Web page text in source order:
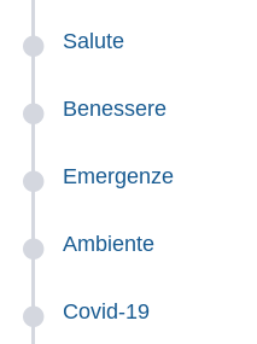
Salute
Benessere
Emergenze
Ambiente
Covid-19